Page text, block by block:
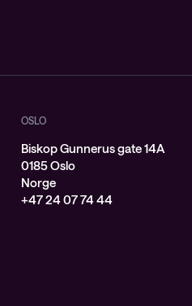
OSLO
Biskop Gunnerus gate 14A
0185 Oslo
Norge
+47 24 07 74 44